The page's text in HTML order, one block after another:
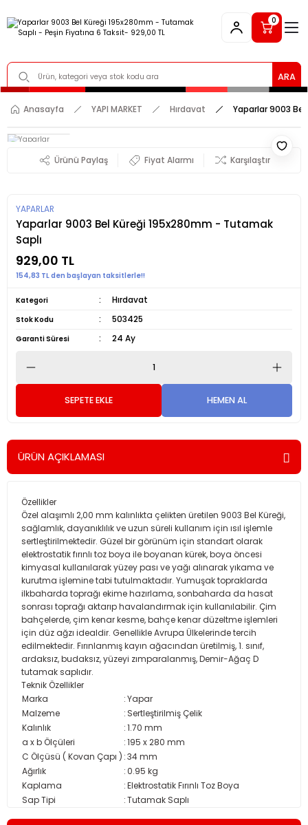
0
ARA
Anasayfa YAPI MARKET Hırdavat Yaparlar 9003
Ürünü Paylaş Fiyat Alarmı Karşılaştır
YAPARLAR
Yaparlar 9003 Bel Küreği 195x280mm - Tutamak
Saplı
929,00 TL
154,83 TL den başlayan taksitlerle!!
Kategori Hırdavat
Stok Kodu 503425
Garanti Süresi 24 Ay
SEPETE EKLE HEMEN AL
ÜRÜN AÇIKLAMASI
Özellikler
Özel alaşımlı 2,00 mm kalınlıkta çelikten üretilen 9003 Bel Küreği,
sağlamlık, dayanıklılık ve uzun süreli kullanım için ısıl işlemle
sertleştirilmektedir. Güzel bir görünüm için standart olarak
elektrostatik fırınlı toz boya ile boyanan kürek, boya öncesi
kimyasal kullanılarak yüzey pası ve yağı alınarak yıkama ve
kurutma işlemine tabi tutulmaktadır. Yumuşak topraklarda
ilkbaharda toprağı ekime hazırlama, sonbaharda da hasat
sonrası toprağı aktarıp havalandırmak için kullanılabilir. Çim
bahçelerde, çim kenar kesme, bahçe kenar düzeltme işlemleri
için düz ağzı idealdir. Genellikle Avrupa Ülkelerinde tercih
edilmektedir. Fırınlanmış kayın ağacından üretilmiş, 1. sınıf,
ardaksız, budaksız, yüzeyi zımparalanmış, Demir-Ağaç D
tutamak saplıdır.
Teknik Özellikler
Marka
:Yapar
Malzeme
: Sertleştirilmiş Çelik
Kalınlık
:1.70 mm
a x b Ölçüleri
:195 x 280 mm
C Ölçüsü ( Kovan Çapı ) :34 mm
Ağırlık
:0.95 kg
Kaplama
:Elektrostatik Fırınlı Toz Boya
Sap Tipi
:Tutamak Saplı